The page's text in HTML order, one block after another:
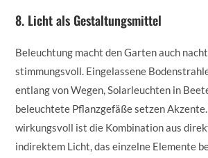
8. Licht als Gestaltungsmittel
Beleuchtung macht den Garten auch
stimmungsvoll. Eingelassene
entlang von Wegen, Solarleuchten in
beleuchtete Pflanzgefäße setzen
wirkungsvoll ist die Kombination aus
indirektem Licht, das einzelne Elemente